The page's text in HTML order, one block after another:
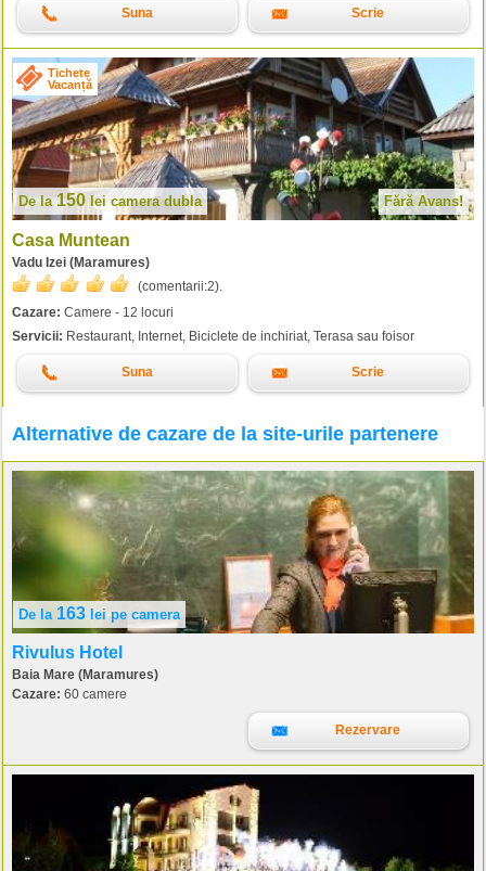
Suna Scrie
Tichete
Vacanță
De la150 lei camera dubla Fără Avans!
Casa Muntean
Vadu Izei (Maramures)
(comentarii:2).
Cazare: Camere - 12 locuri
Servicii: Restaurant, Internet, Biciclete de inchiriat, Terasa sau foisor
Suna Scrie
Alternative de cazare de la site-urile partenere
De la 163 leipe camera
Rivulus Hotel
Baia Mare (Maramures)
Cazare: 60 camere
Rezervare